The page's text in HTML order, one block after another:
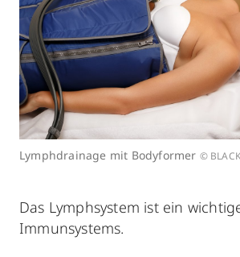
Lymphdrainage mit Bodyformer ©
Das Lymphsystem ist ein
Immunsystems.